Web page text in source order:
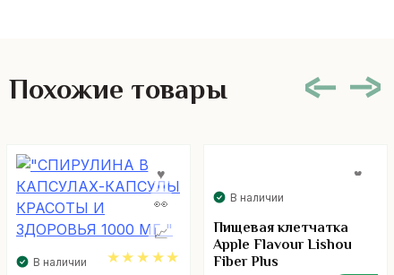
Похожие товары
В наличии
В наличии
Пищевая клетчатка
Apple Flavour Lishou
Fiber Plus